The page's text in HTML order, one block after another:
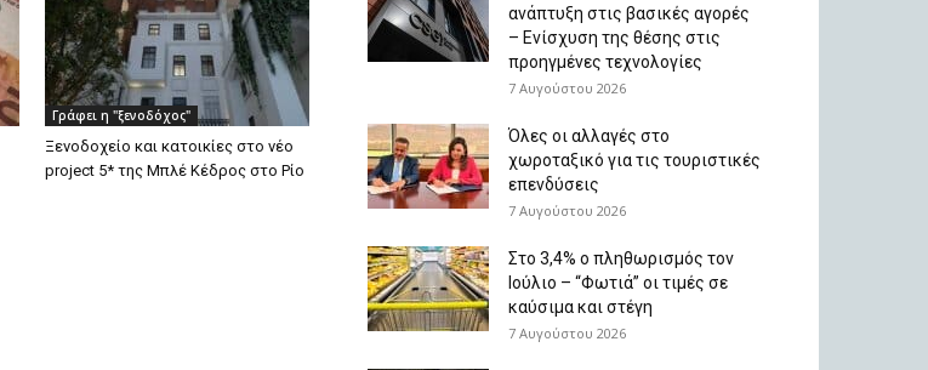
Γράφει η "ξενοδόχος"
Ξενοδοχείο και κατοικίες στο νέο
project 5* της Μπλέ Κέδρος στο Ρίο
ανάπτυξη στις βασικές αγορές
– Ενίσχυση της θέσης στις
προηγμένες τεχνολογίες
7 Αυγούστου 2026
Όλες οι αλλαγές στο
χωροταξικό για τις τουριστικές
επενδύσεις
7 Αυγούστου 2026
Στο 3,4% ο πληθωρισμός τον
Ιούλιο – “Φωτιά” οι τιμές σε
καύσιμα και στέγη
7 Αυγούστου 2026